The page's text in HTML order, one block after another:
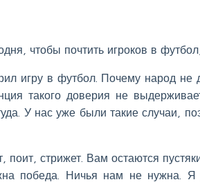
чтобы почтить игроков в
игру в футбол. Почему народ не
такого доверия не
У нас уже были такие случаи,
поит, стрижет. Вам остаются
победа. Ничья нам не нужна. Я